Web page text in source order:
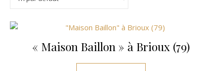
« Maison Baillon » à Brioux (79)